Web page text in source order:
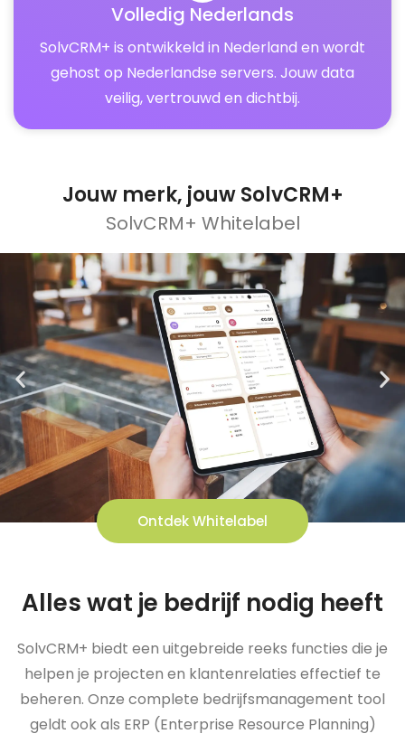
Volledig Nederlands
SolvCRM+ is ontwikkeld in Nederland en wordt
gehost op Nederlandse servers. Jouw data
veilig, vertrouwd en dichtbij.
Jouw merk, jouwSolvCRM+
SolvCRM+ Whitelabel
Ontdek Whitelabel
Alles wat je bedrijf nodig heeft
SolvCRM+ biedt een uitgebreide reeks functies die je
helpen je projecten en klantenrelaties effectief te
beheren. Onze complete bedrijfsmanagement tool
geldt ook als ERP (Enterprise Resource Planning)